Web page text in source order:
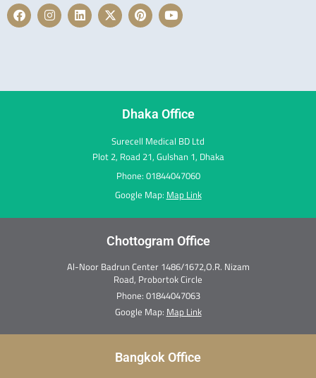
F
a
c
k
I
n
s
a
L
i
n
n
X
-
t
e
P
i
n
s
Y
o
u
Dhaka Office
Surecell Medical BD Ltd
Plot 2, Road 21, Gulshan 1, Dhaka
Phone: 01844047060
Google Map: Map Link
Chottogram Office
Al-Noor Badrun Center 1486/1672,O.R. Nizam
Road, Probortok Circle
Phone: 01844047063
Google Map: Map Link
Bangkok Office